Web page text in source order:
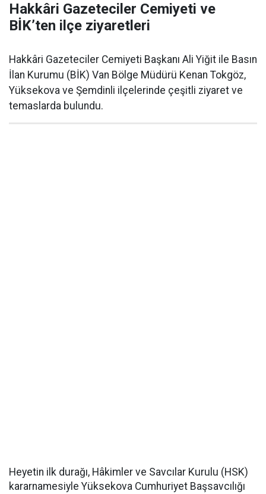
Hakkâri Gazeteciler Cemiyeti ve
BİK’ten ilçe ziyaretleri
Hakkâri Gazeteciler Cemiyeti Başkanı Ali Yiğit ile Basın
İlan Kurumu (BİK) Van Bölge Müdürü Kenan Tokgöz,
Yüksekova ve Şemdinli ilçelerinde çeşitli ziyaret ve
temaslarda bulundu.
Heyetin ilk durağı, Hâkimler ve Savcılar Kurulu (HSK)
kararnamesiyle Yüksekova Cumhuriyet Başsavcılığı